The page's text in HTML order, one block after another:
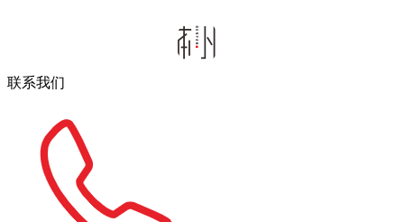
联系我们